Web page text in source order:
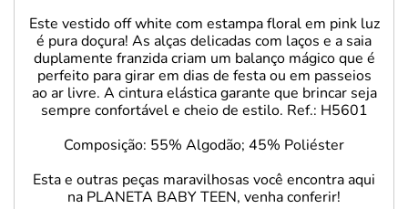
Este vestido off white com estampa floral em pink luz
é pura doçura! As alças delicadas com laços e a saia
duplamente franzida criam um balanço mágico que é
perfeito para girar em dias de festa ou em passeios
ao ar livre. A cintura elástica garante que brincar seja
sempre confortável e cheio de estilo. Ref.: H5601
Composição: 55% Algodão; 45% Poliéster
Esta e outras peças maravilhosas você encontra aqui
na PLANETA BABY TEEN, venha conferir!